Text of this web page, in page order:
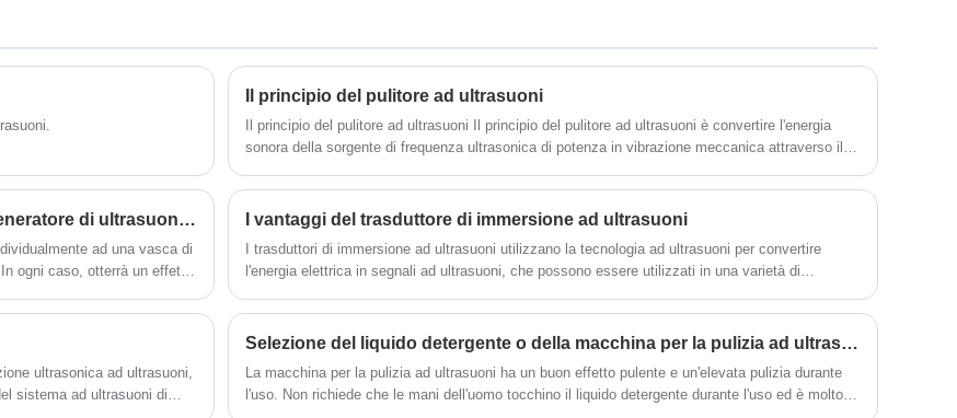
migliorare ulteriormente l'adattabilità del
generatore alla stabilità delle diverse
condizioni di lavoro.
efficienza di pulizia, operazioni semplici e
nessuna necessità di debug in loco. Può
essere ampiamente utilizzato in prodotti in
metallo, ricambi auto, pulizia elettronica
ecc. Il pulitore ad ultrasuoni Clangsonic
viene utilizzato principalmente
nell'industria. Dimensioni e potenza
possono essere personalizzate su
Se la macchina per la pulizia ad ultrasuoni
specifico, è possibile anche realizzare un
pacchetto di trasduttori ad ultrasuoni ad
immersione secondo specifiche speciali di
personalizzazione.
Il principio del pulitore ad ultrasuoni
Il principio del pulitore ad ultrasuoni Il principio del pulitore ad ultrasuoni è convertire l'energia
sonora della sorgente di frequenza ultrasonica di potenza in vibrazione meccanica attraverso il
serbatoio di pulizia.
Quali sono le caratteristiche e le applicazioni del generatore di ultrasuoni da 2000 W?
ad una vasca di
ogni caso, otterrà un effetto
I vantaggi del trasduttore di immersione ad ultrasuoni
I trasduttori di immersione ad ultrasuoni utilizzano la tecnologia ad ultrasuoni per convertire
l'energia elettrica in segnali ad ultrasuoni, che possono essere utilizzati in una varietà di
ultrasonica ad ultrasuoni,
sistema ad ultrasuoni di
Selezione del liquido detergente o della macchina per la pulizia ad ultrasuoni
La macchina per la pulizia ad ultrasuoni ha un buon effetto pulente e un'elevata pulizia durante
l'uso. Non richiede che le mani dell'uomo tocchino il liquido detergente durante l'uso ed è molto